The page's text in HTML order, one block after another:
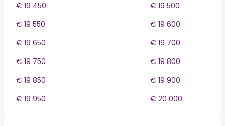
€ 19 450
€ 19 500
€ 19 550
€ 19 600
€ 19 650
€ 19 700
€ 19 750
€ 19 800
€ 19 850
€ 19 900
€ 19 950
€ 20 000